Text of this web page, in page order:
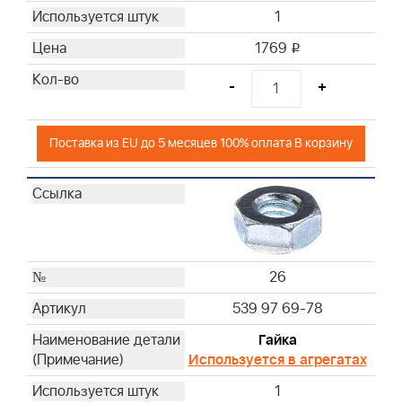
1
1769 i
- +
Поставка из EU до 5 месяцев 100% оплата В корзину
26
539 97 69-78
Гайка
Используется в агрегатах
1